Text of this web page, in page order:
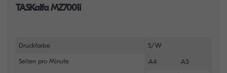
TASKalfa MZ7001i
Druckfarbe S/W
Seiten pro Minute A4 A3